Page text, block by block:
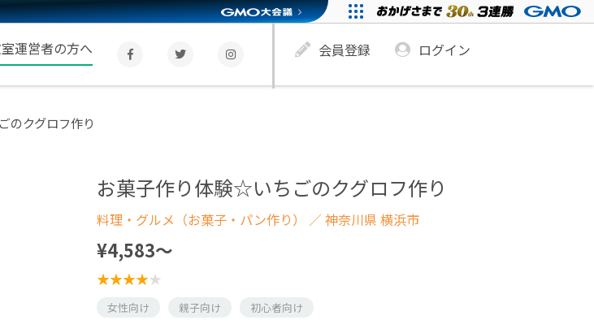
運営者の方へ 会員登録 ログイン
のクグロフ作り
お菓子作り体験☆いちごのクグロフ作り
料理・グルメ（お菓子・パン作り） ／ 神奈川県 横浜市
¥4,583〜
女性向け 親子向け 初心者向け